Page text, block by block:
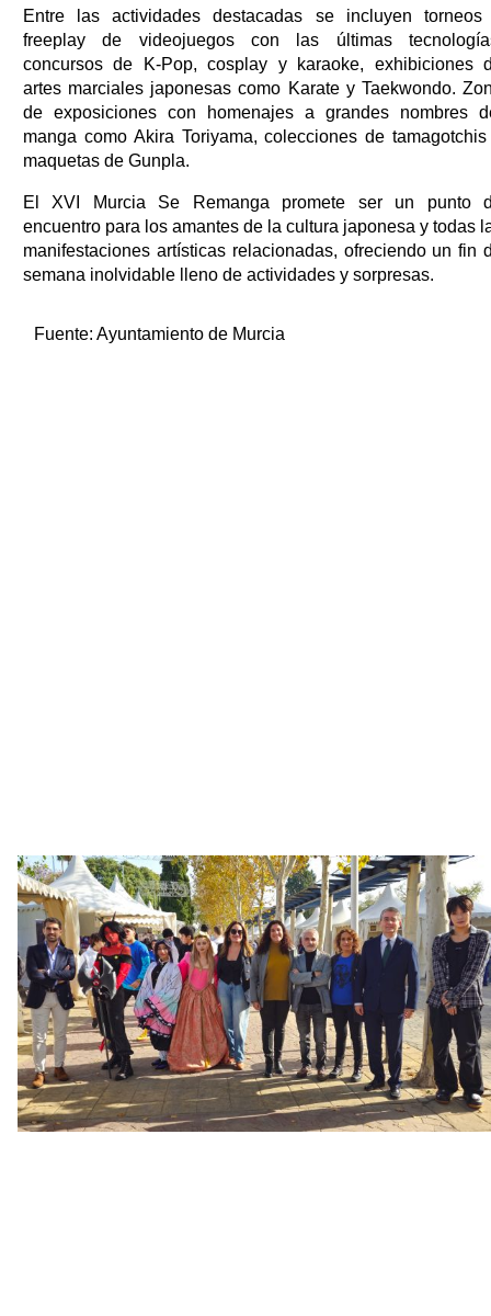
Entre las actividades destacadas se incluyen torneos
freeplay de videojuegos con las últimas
concursos de K-Pop, cosplay y karaoke, exhibiciones
artes marciales japonesas como Karate y Taekwondo.
de exposiciones con homenajes a grandes nombres
manga como Akira Toriyama, colecciones de
maquetas de Gunpla.
El XVI Murcia Se Remanga promete ser un punto
encuentro para los amantes de la cultura japonesa y todas
manifestaciones artísticas relacionadas, ofreciendo un fin
semana inolvidable lleno de actividades y sorpresas.
Fuente: Ayuntamiento de Murcia